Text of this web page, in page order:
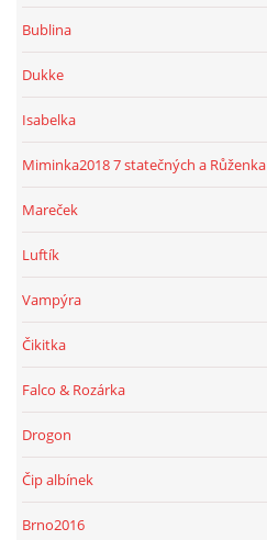
Bublina
Dukke
Isabelka
Miminka2018 7 statečných a Růženka
Mareček
Luftík
Vampýra
Čikitka
Falco & Rozárka
Drogon
Čip albínek
Brno2016